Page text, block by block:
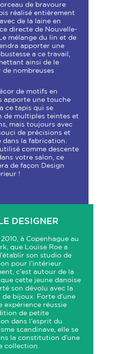
de bravoure
réalisé entièrement
de la laine en
directe de Nouvelle-
mélange du lin et de
apporter une
a ce travail,
ainsi de le
de nombreuses
de motifs en
apporte une touche
ce tapis qui se
de multiples teintes et
mais toujours avec
de précisions et
dans la fabrication.
comme descente
votre salon, ce
de façon Design
!
DESIGNER
2010, à Copenhague au
que Louise Roe a
son studio de
pour l’intérieur.
c’est autour de la
cette jeune danoise
son dévolu avec la
bijoux. Forte d’une
expérience réussie
de petite
dans l’esprit du
scandinave, elle se
la constitution d’une
collection.